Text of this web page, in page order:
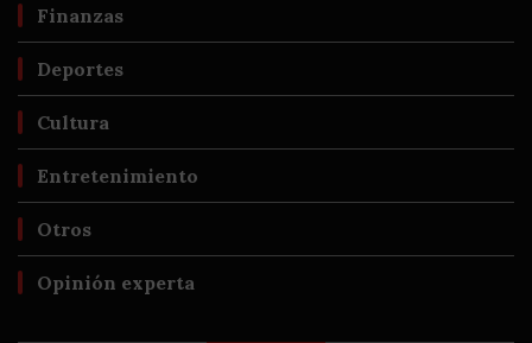
Finanzas
Deportes
Cultura
Entretenimiento
Otros
Opinión experta